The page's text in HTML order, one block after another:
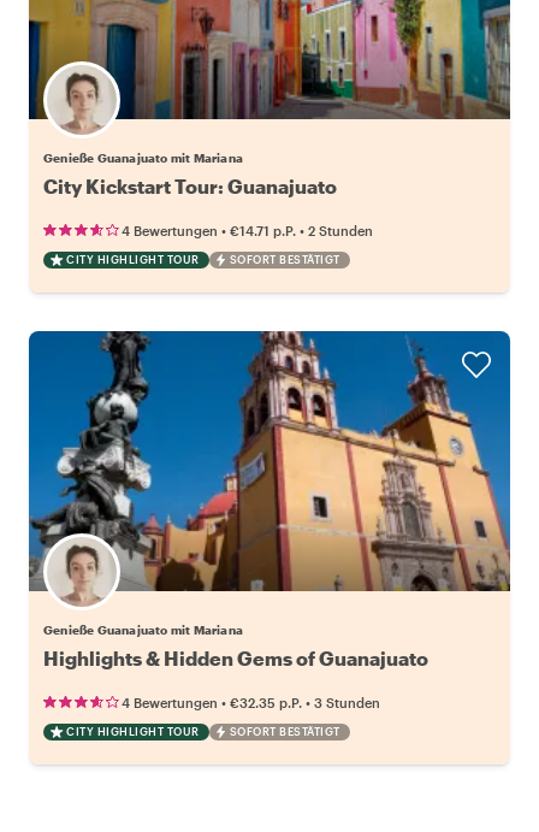
Genieße Guanajuato mit Mariana
City Kickstart Tour: Guanajuato
4 Bewertungen • €14.71 p.P. • 2 Stunden
CITY HIGHLIGHT TOUR SOFORT BESTÄTIGT
Genieße Guanajuato mit Mariana
Highlights & Hidden Gems of Guanajuato
4 Bewertungen • €32.35 p.P. • 3 Stunden
CITY HIGHLIGHT TOUR SOFORT BESTÄTIGT